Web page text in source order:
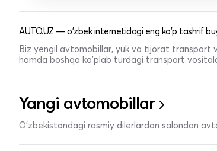
AUTO.UZ — o'zbek internetidagi eng ko'p tashrif
Biz yengil avtomobillar, yuk va tijorat transport
hamda boshqa ko'plab turdagi transport
Yangi avtomobillar
O'zbekistondagi rasmiy dilerlardan salondan